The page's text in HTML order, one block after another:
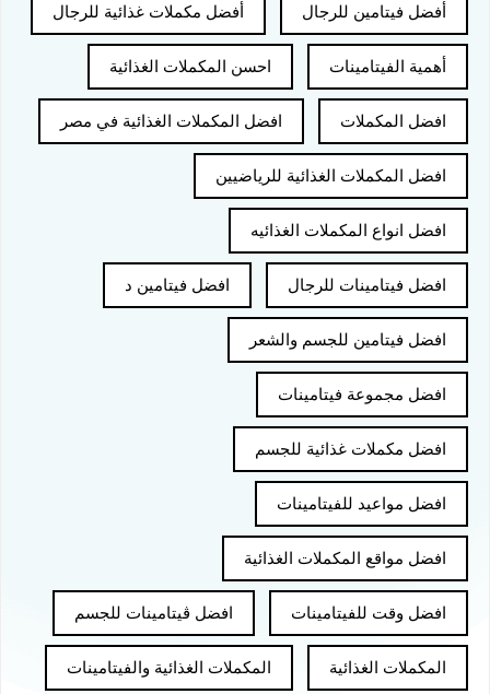
أفضل فيتامين للرجال أفضل مكملات غذائية للرجال
أهمية الفيتامينات احسن المكملات الغذائية
افضل المكملات افضل المكملات الغذائية في مصر
افضل المكملات الغذائية للرياضيين
افضل انواع المكملات الغذائيه
افضل فيتامينات للرجال افضل فيتامين د
افضل فيتامين للجسم والشعر
افضل مجموعة فيتامينات
افضل مكملات غذائية للجسم
افضل مواعيد للفيتامينات
افضل مواقع المكملات الغذائية
افضل وقت للفيتامينات افضل ڤيتامينات للجسم
المكملات الغذائية المكملات الغذائية والفيتامينات